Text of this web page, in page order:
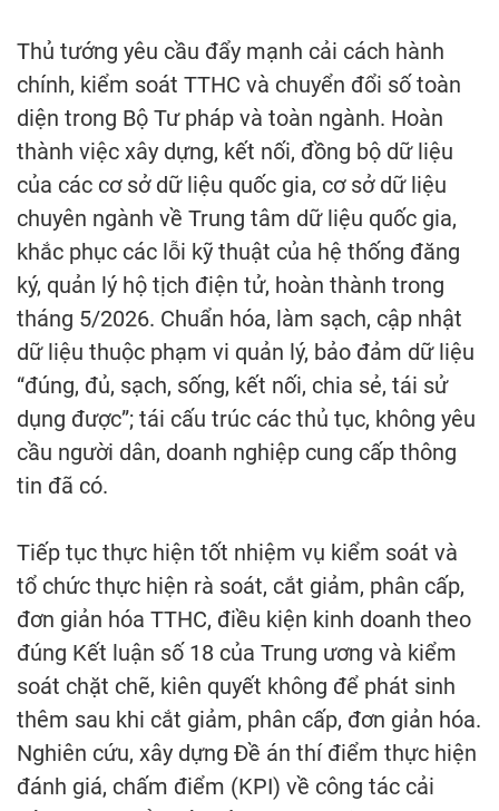
Thủ tướng yêu cầu đẩy mạnh cải cách hành
chính, kiểm soát TTHC và chuyển đổi số toàn
diện trong Bộ Tư pháp và toàn ngành. Hoàn
thành việc xây dựng, kết nối, đồng bộ dữ liệu
của các cơ sở dữ liệu quốc gia, cơ sở dữ liệu
chuyên ngành về Trung tâm dữ liệu quốc gia,
khắc phục các lỗi kỹ thuật của hệ thống đăng
ký, quản lý hộ tịch điện tử, hoàn thành trong
tháng 5/2026. Chuẩn hóa, làm sạch, cập nhật
dữ liệu thuộc phạm vi quản lý, bảo đảm dữ liệu
“đúng, đủ, sạch, sống, kết nối, chia sẻ, tái sử
dụng được”; tái cấu trúc các thủ tục, không yêu
cầu người dân, doanh nghiệp cung cấp thông
tin đã có.
Tiếp tục thực hiện tốt nhiệm vụ kiểm soát và
tổ chức thực hiện rà soát, cắt giảm, phân cấp,
đơn giản hóa TTHC, điều kiện kinh doanh theo
đúng Kết luận số 18 của Trung ương và kiểm
soát chặt chẽ, kiên quyết không để phát sinh
thêm sau khi cắt giảm, phân cấp, đơn giản hóa.
Nghiên cứu, xây dựng Đề án thí điểm thực hiện
đánh giá, chấm điểm (KPI) về công tác cải